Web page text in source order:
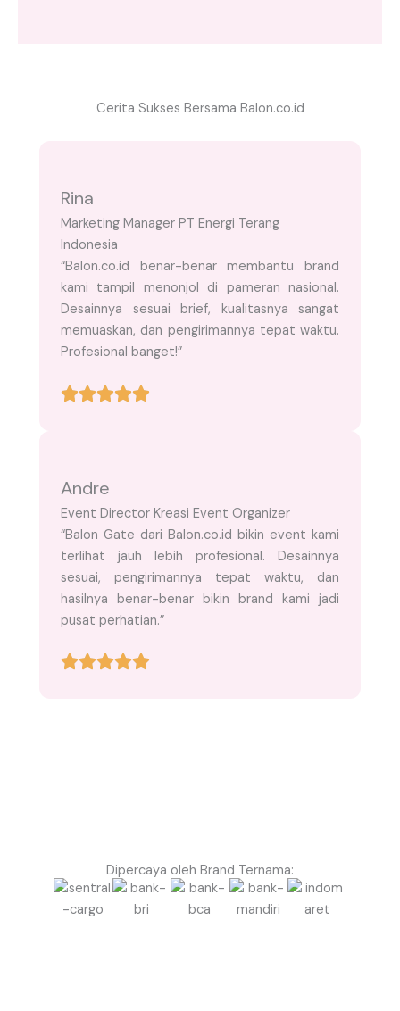
Cerita Sukses Bersama Balon.co.id
Rina
Marketing Manager PT Energi Terang
Indonesia
“Balon.co.id benar-benar membantu brand
kami tampil menonjol di pameran nasional.
Desainnya sesuai brief, kualitasnya sangat
memuaskan, dan pengirimannya tepat waktu.
Profesional banget!”
Andre
Event Director Kreasi Event Organizer
“Balon Gate dari Balon.co.id bikin event kami
terlihat jauh lebih profesional. Desainnya
sesuai, pengirimannya tepat waktu, dan
hasilnya benar-benar bikin brand kami jadi
pusat perhatian.”
Dipercaya oleh Brand Ternama: